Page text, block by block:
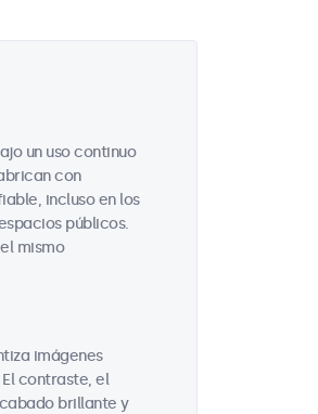
un uso continuo
con
incluso en los
públicos.
mismo
imágenes
contraste, el
brillante y